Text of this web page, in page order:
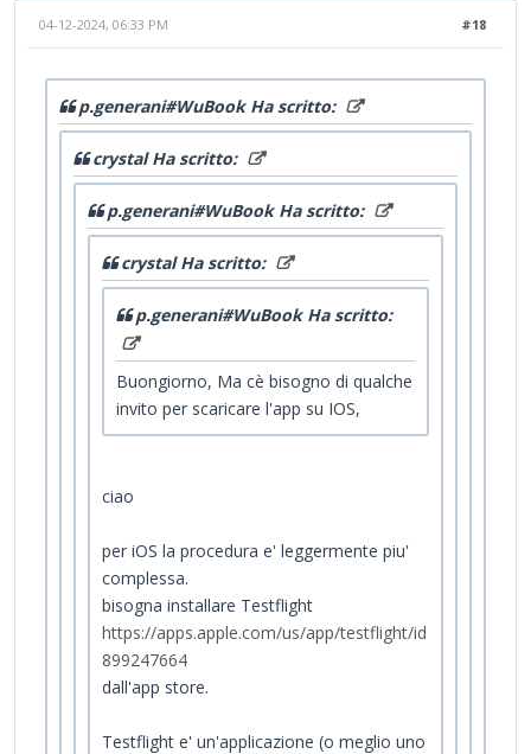
#18
04-12-2024, 06:33 PM
p.generani#WuBook Ha scritto:
crystal Ha scritto:
p.generani#WuBook Ha scritto:
crystal Ha scritto:
p.generani#WuBook Ha scritto:
Buongiorno, Ma cè bisogno di qualche
invito per scaricare l'app su IOS,
ciao
per iOS la procedura e' leggermente piu'
complessa.
bisogna installare Testflight
https://apps.apple.com/us/app/testflight/id
899247664
dall'app store.
Testflight e' un'applicazione (o meglio uno